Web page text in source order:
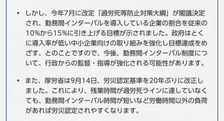
BBSグループネットワーク サステナビリティ 企業情報
セミナ−
ニュース
しかし、今年7月に改定「過労死等防止対策大綱」が閣議決定
され、勤務間インターバルを導入している企業の割合を従来の
10%から15%に引き上げる目標が示されました。政府はとく
に導入率が低い中小企業向けの取り組みを強化し目標達成をめ
ざす、とのことですので、今後、勤務間インターバル制度につ
いて、行政からの監督・指導が強化される可能性があります。
また、厚労省は9月14日、労災認定基準を20年ぶりに改正し
ました。これにより、残業時間が過労死ラインに達していなく
ても、勤務間インターバル時間が短いなど労働時間以外の負荷
があれば労災認定されやすくなります。